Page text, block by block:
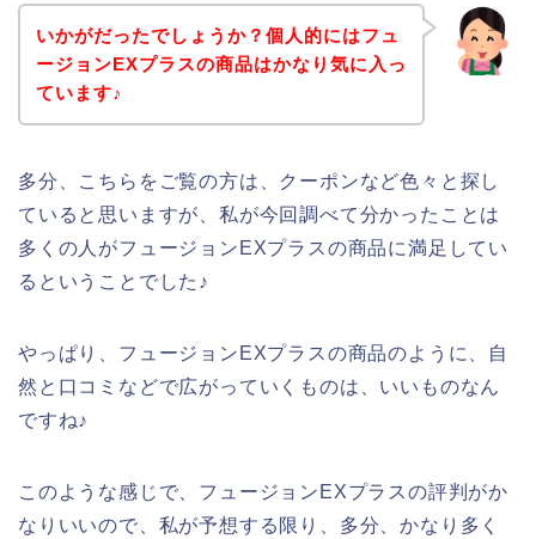
いかがだったでしょうか？個人的にはフュ
ージョンEXプラスの商品はかなり気に入っ
ています♪
多分、こちらをご覧の方は、クーポンなど色々と探し
ていると思いますが、私が今回調べて分かったことは
多くの人がフュージョンEXプラスの商品に満足してい
るということでした♪
やっぱり、フュージョンEXプラスの商品のように、自
然と口コミなどで広がっていくものは、いいものなん
ですね♪
このような感じで、フュージョンEXプラスの評判がか
なりいいので、私が予想する限り、多分、かなり多く